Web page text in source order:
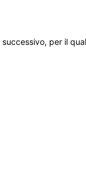
per il